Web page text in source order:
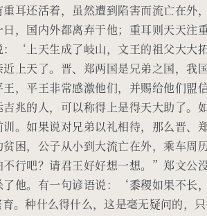
重耳还活着，虽然遭到陷害而流亡在
，国内外都离弃于他；重耳则天天注
：‘上天生成了岐山，文王的祖父大大
上天了。晋、郑两国是兄弟之国，我
王，平王非常感激他们，并赐给他们
兆的人，可以称得上是得天大助了。
。如果说对兄弟以礼相待，那么晋、
困，公子从小到大流亡在外，乘车
不行吧？请君王好好想一想。”郑文公
他。有一句谚语说：‘黍稷如果不长
。种什么得什么，这是毫无疑问的，